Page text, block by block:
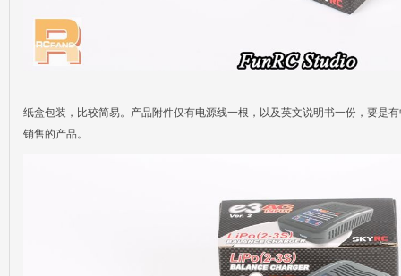
纸盒包装，比较简易。产品附件仅有电源线一根，以及英文说明书一份，要是
销售的产品。